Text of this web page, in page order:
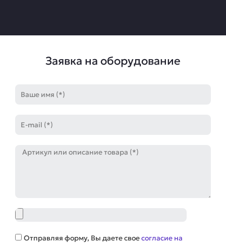
Заявка на оборудование
mail
Артикул
Файл
Соглашение
Отправляя форму, Вы даете своесогласие на